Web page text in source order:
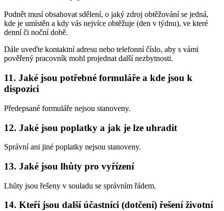
Podnět musí obsahovat sdělení, o jaký zdroj obtěžování se jedná,
kde je umístěn a kdy vás nejvíce obtěžuje (den v týdnu), ve které
denní či noční době.
Dále uveďte kontaktní adresu nebo telefonní číslo, aby s vámi
pověřený pracovník mohl projednat další nezbytnosti.
11. Jaké jsou potřebné formuláře a kde jsou k
dispozici
Předepsané formuláře nejsou stanoveny.
12. Jaké jsou poplatky a jak je lze uhradit
Správní ani jiné poplatky nejsou stanoveny.
13. Jaké jsou lhůty pro vyřízení
Lhůty jsou řešeny v souladu se správním řádem.
14. Kteří jsou další účastníci (dotčení) řešení životní